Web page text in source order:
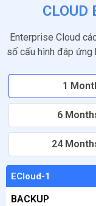
CLOUD
Enterprise Cloud
số cấu hình đáp ứng
1
6
24
PACKAGES
BACKUP
ECloud-1
BACKUP